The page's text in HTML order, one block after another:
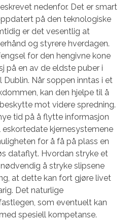
nedenfor. Det er smart
på den teknologiske
er det vesentlig at
og styrere hverdagen.
for den hengivne kone
på en av de eldste puber i
Når soppen inntas i et
kan den hjelpe til å
mot videre spredning.
tid på å flytte informasjon
kjernesystemene
for å få på plass en
dataflyt. Hvordan stryke et
å stryke slipsene
at dette kan fort gjøre livet
Det naturlige
som eventuelt kan
spesiell kompetanse.